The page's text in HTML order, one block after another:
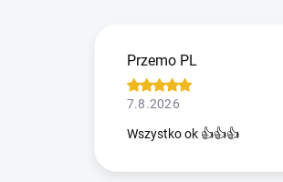
Przemo PL
7.8.2026
Wszystko ok 👍👍👍